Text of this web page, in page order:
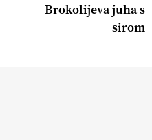
Brokolijeva juha s
sirom